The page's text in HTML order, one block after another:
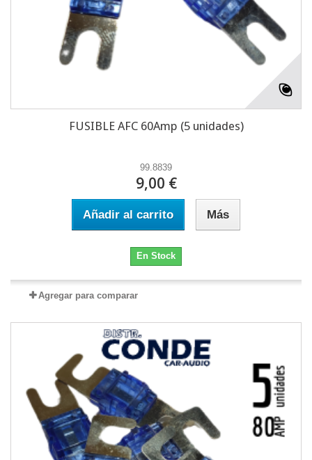
FUSIBLE AFC 60Amp (5 unidades)
99.8839
9,00 €
Añadir al carrito Más
En Stock
Agregar para comparar